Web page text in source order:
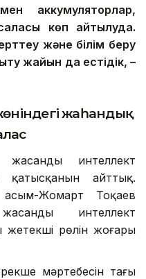
аккумуляторлар,
саласы көп айтылуда.
және білім беру
жайын да естідік, –
жаһандық
жасанды интеллект
қатысқанын айттық.
Жомарт Тоқаев
интеллект
рөлін жоғары
мәртебесін тағы